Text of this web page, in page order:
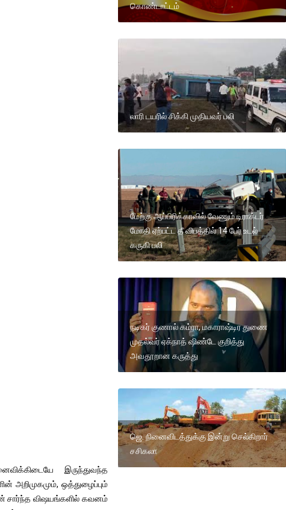
இருந்துவந்த
அறிமுகமும், ஒத்துழைப்பும்
சார்ந்த விஷயங்களில் கவனம்
கொண்டாட்டம்
லாரி டயரில் சிக்கி முதியவர் பலி
மேற்கு ஆப்பிரிக்காவில் வேணும் டிராக்டர்
மோதி ஏற்பட்ட தீ விபத்தில் 14 பேர் உடல்
கருகி பலி
நடிகர் குணால் கம்ரா, மகாராஷ்டிர துணை
முதல்வர் ஏக்நாத் ஷிண்டே குறித்து
அவதூறான கருத்து
ஜெ. நினைவிடத்துக்கு இன்று செல்கிறார்
சசிகலா